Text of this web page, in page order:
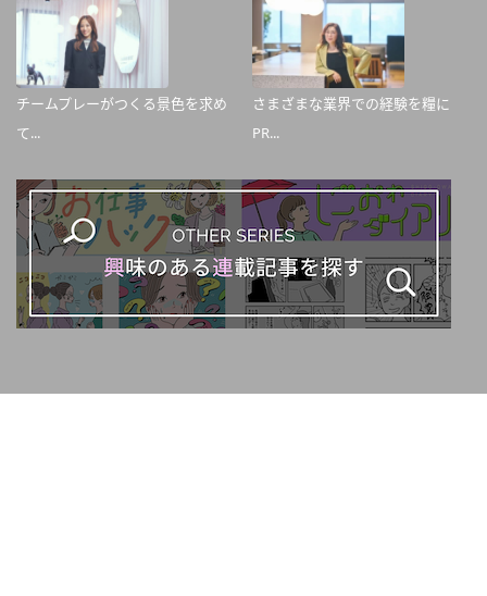
チームプレーがつくる景色を求め
て...
さまざまな業界での経験を糧に
PR...